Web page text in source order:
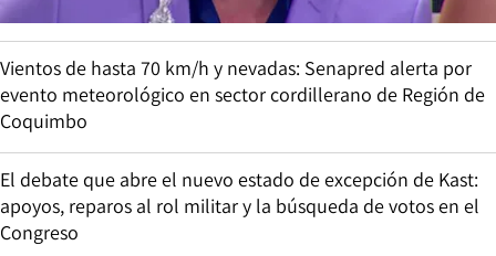
Vientos de hasta 70 km/h y nevadas: Senapred alerta por
evento meteorológico en sector cordillerano de Región de
Coquimbo
El debate que abre el nuevo estado de excepción de Kast:
apoyos, reparos al rol militar y la búsqueda de votos en el
Congreso